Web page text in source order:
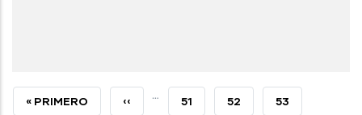
PRIMERA
« PRIMERO
PÁGINA
‹‹ … PAGE
51 PAGE
52 PAGE
53